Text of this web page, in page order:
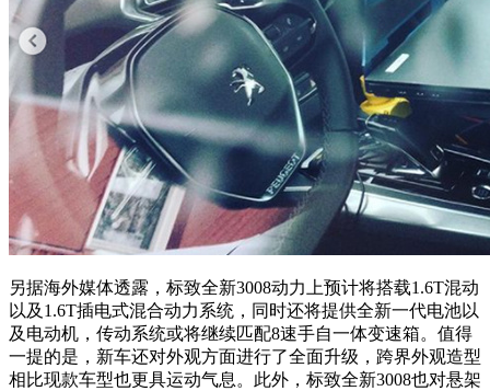
另据海外媒体透露，标致全新3008动力上预计将搭载1.6T混动
以及1.6T插电式混合动力系统，同时还将提供全新一代电池以
及电动机，传动系统或将继续匹配8速手自一体变速箱。值得
一提的是，新车还对外观方面进行了全面升级，跨界外观造型
相比现款车型也更具运动气息。此外，标致全新3008也对悬架